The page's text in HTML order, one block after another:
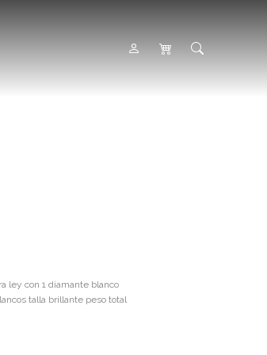
ley con 1 diamante blanco
talla brillante peso total